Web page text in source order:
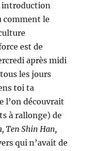
introduction
comment le
est de
après midi
les jours
toi ta
l’on découvrait
à rallonge) de
Ten Shin Han,
qui n’avait de